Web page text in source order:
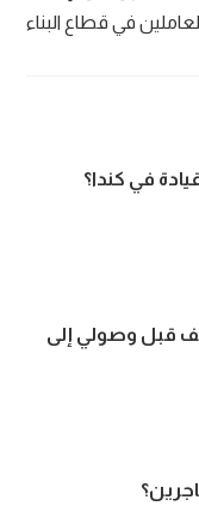
في قطاع البناء
في كندا؟
قبل وصولي إلى